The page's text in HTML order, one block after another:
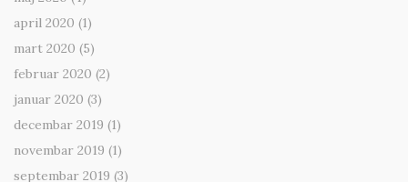
april 2020 (1)
mart 2020 (5)
februar 2020 (2)
januar 2020 (3)
decembar 2019 (1)
novembar 2019 (1)
septembar 2019 (3)